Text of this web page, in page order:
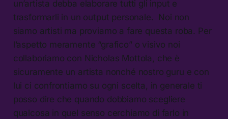
un’artista debba elaborare tutti gli input e
trasformarli in un output personale. Noi non
siamo artisti ma proviamo a fare questa roba. Per
l’aspetto meramente “grafico” o visivo noi
collaboriamo con Nicholas Mottola, che è
sicuramente un artista nonché nostro guru e con
lui ci confrontiamo su ogni scelta, in generale ti
posso dire che quando dobbiamo scegliere
qualcosa in quel senso cerchiamo di farlo in